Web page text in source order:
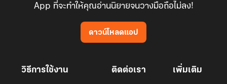
App ที่จะทำให้คุณอ่านนิยายจนวางมือถือไม่ลง!
ดาวน์โหลดแอป
วิธีการใช้งาน ติดต่อเรา เพิ่มเติม